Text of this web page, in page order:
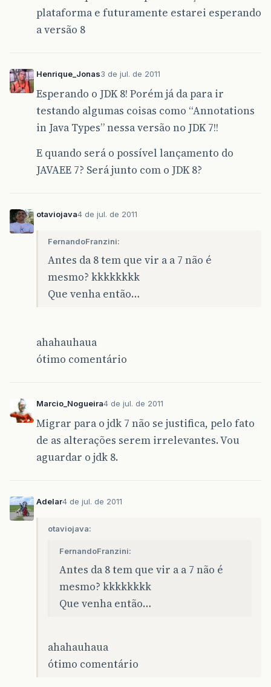
plataforma e futuramente estarei esperando
a versão 8
Henrique_Jonas3 de jul. de 2011
Esperando o JDK 8! Porém já da para ir
testando algumas coisas como “Annotations
in Java Types” nessa versão no JDK 7!!
E quando será o possível lançamento do
JAVAEE 7? Será junto com o JDK 8?
otaviojava4 de jul. de 2011
FernandoFranzini:
Antes da 8 tem que vir a a 7 não é
mesmo? kkkkkkkk
Que venha então…
ahahauhaua
ótimo comentário
Marcio_Nogueira4 de jul. de 2011
Migrar para o jdk 7 não se justifica, pelo fato
de as alterações serem irrelevantes. Vou
aguardar o jdk 8.
Adelar4 de jul. de 2011
otaviojava:
FernandoFranzini:
Antes da 8 tem que vir a a 7 não é
mesmo? kkkkkkkk
Que venha então…
ahahauhaua
ótimo comentário